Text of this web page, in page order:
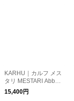
KARHU｜カルフ メス
タリ MESTARI Abbey
Stone/Rain Forest ス
ニーカー フィンラン
15,400円